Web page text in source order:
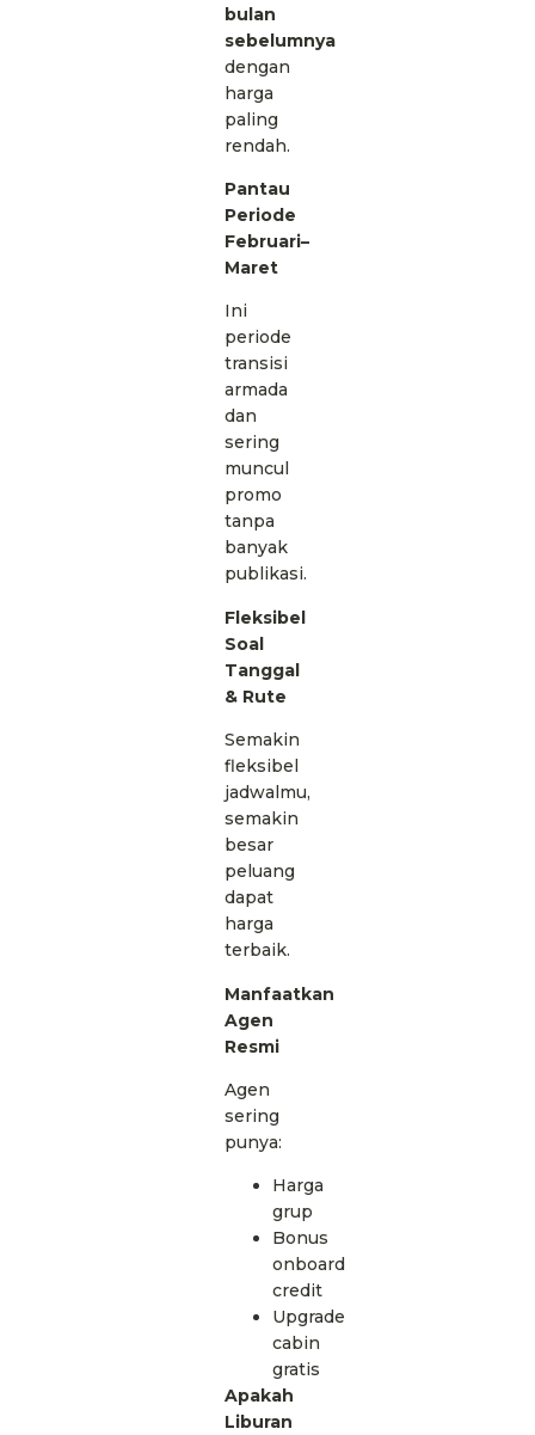
bulan
sebelumnya
dengan
harga
paling
rendah.
Pantau
Periode
Februari–
Maret
Ini
periode
transisi
armada
dan
sering
muncul
promo
tanpa
banyak
publikasi.
Fleksibel
Soal
Tanggal
& Rute
Semakin
fleksibel
jadwalmu,
semakin
besar
peluang
dapat
harga
terbaik.
Manfaatkan
Agen
Resmi
Agen
sering
punya:
Harga
grup
Bonus
onboard
credit
Upgrade
cabin
gratis
Apakah
Liburan